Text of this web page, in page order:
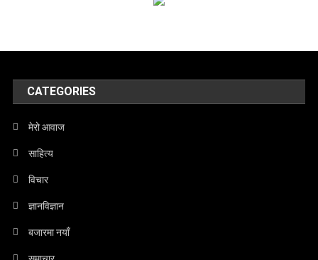
CATEGORIES
मेरो आवाज
साहित्य
विचार
ज्ञानविज्ञान
बजारमा नयाँ